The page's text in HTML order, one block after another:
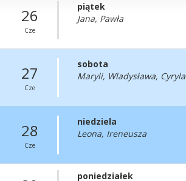
26
Cze
piątek
Jana, Pawła
27
Cze
sobota
Maryli, Wladysława, Cyryla
28
Cze
niedziela
Leona, Ireneusza
poniedziałek